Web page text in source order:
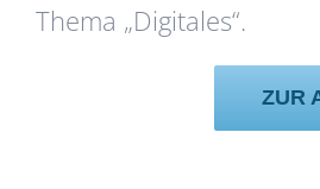
Thema „Digitales“.
ZUR